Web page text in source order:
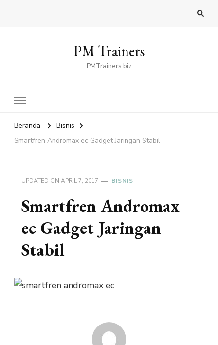
PM Trainers
PMTrainers.biz
Beranda
Bisnis
Smartfren Andromax ec Gadget Jaringan Stabil
UPDATED ON APRIL 7, 2017 BISNIS
Smartfren Andromax
ec Gadget Jaringan
Stabil